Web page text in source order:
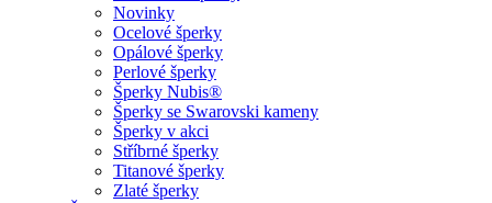
Novinky
Ocelové šperky
Opálové šperky
Perlové šperky
Šperky Nubis®
Šperky se Swarovski kameny
Šperky v akci
Stříbrné šperky
Titanové šperky
Zlaté šperky